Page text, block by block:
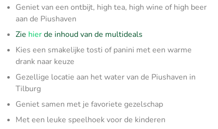
Geniet van een ontbijt, high tea, high wine of high beer
aan de Piushaven
Zie hierde inhoud van de multideals
Kies een smakelijke tosti of panini met een warme
drank naar keuze
Gezellige locatie aan het water van de Piushaven in
Tilburg
Geniet samen met je favoriete gezelschap
Met een leuke speelhoek voor de kinderen